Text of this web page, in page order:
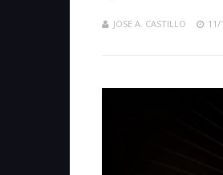
JOSE A. CASTILLO 11/